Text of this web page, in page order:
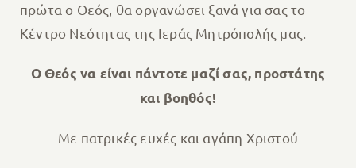
πρώτα ο Θεός, θα οργανώσει ξανά για σας το
Κέντρο Νεότητας της Ιεράς Μητρόπολής μας.
Ο Θεός να είναι πάντοτε μαζί σας, προστάτης
και βοηθός!
Με πατρικές ευχές και αγάπη Χριστού